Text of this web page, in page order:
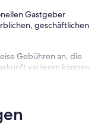
Gastgeber
geschäftlichen
Gebühren an, die
variieren können.